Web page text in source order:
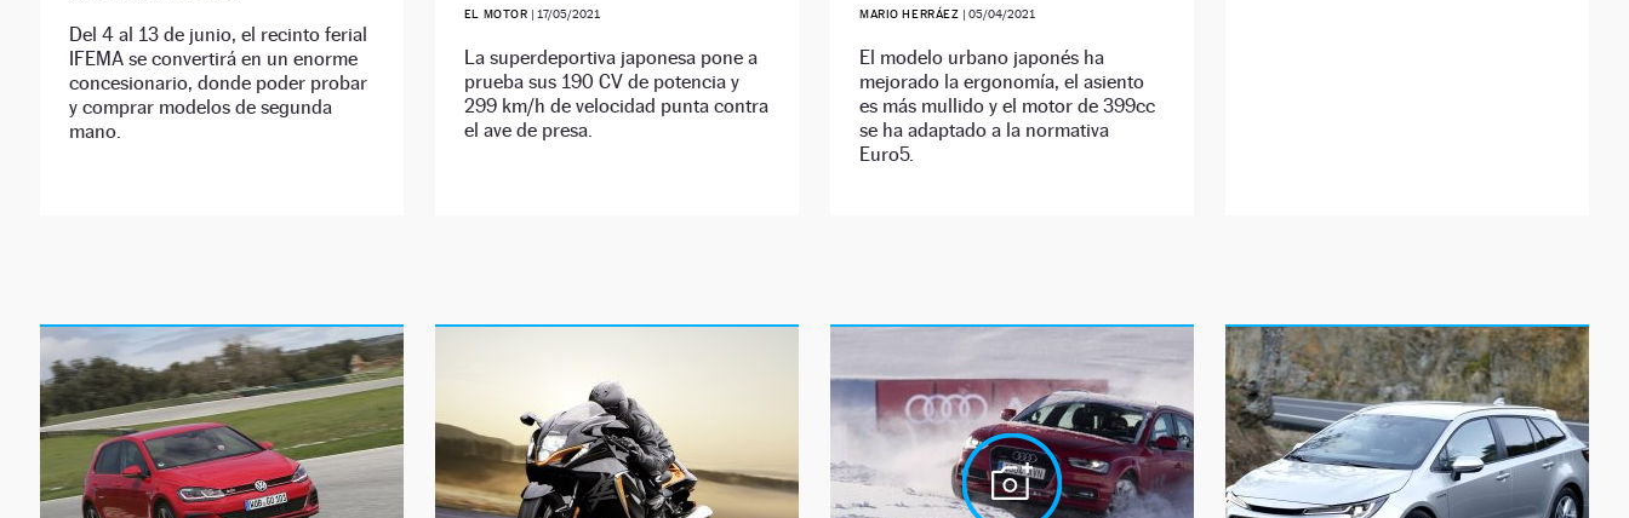
Del 4 al 13 de junio, el recinto ferial
IFEMA se convertirá en un enorme
concesionario, donde poder probar
y comprar modelos de segunda
mano.
EL MOTOR | 17/05/2021
La superdeportiva japonesa pone a
prueba sus 190 CV de potencia y
299 km/h de velocidad punta contra
el ave de presa.
MARIO HERRÁEZ | 05/04/2021
El modelo urbano japonés ha
mejorado la ergonomía, el asiento
es más mullido y el motor de 399cc
se ha adaptado a la normativa
Euro5.